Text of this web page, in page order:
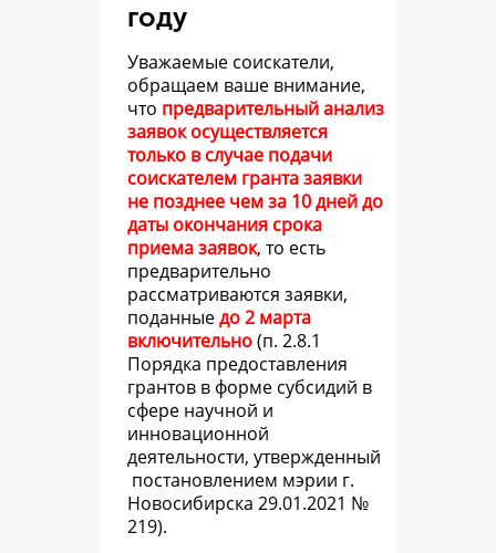
году
Уважаемые соискатели,
обращаем ваше внимание,
что предварительный анализ
заявок осуществляется
только в случае подачи
соискателем гранта заявки
не позднее чем за 10 дней до
даты окончания срока
приема заявок, то есть
предварительно
рассматриваются заявки,
поданныедо 2 марта
включительно(п. 2.8.1
Порядка предоставления
грантов в форме субсидий в
сфере научной и
инновационной
деятельности, утвержденный
постановлением мэрии г.
Новосибирска 29.01.2021 №
219).